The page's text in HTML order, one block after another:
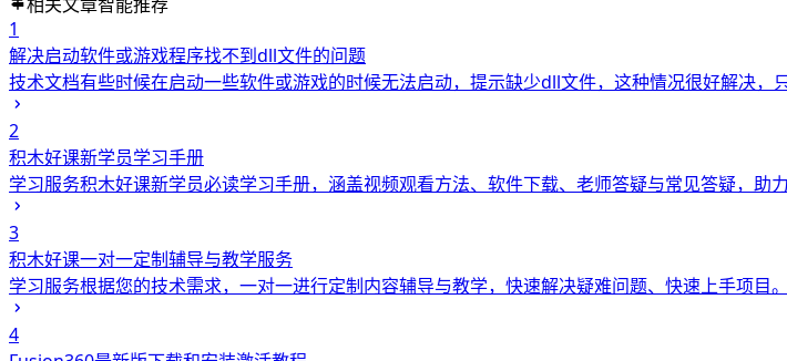
相关文章智能推荐
1
解决启动软件或游戏程序找不到dll文件的问题
技术文档有些时候在启动一些软件或游戏的时候无法启动，提示缺少dll文件，这种情况很好解决，
2
积木好课新学员学习手册
学习服务积木好课新学员必读学习手册，涵盖视频观看方法、软件下载、老师答疑与常见答疑，助
3
积木好课一对一定制辅导与教学服务
学习服务根据您的技术需求，一对一进行定制内容辅导与教学，快速解决疑难问题、快速上手项目。
4